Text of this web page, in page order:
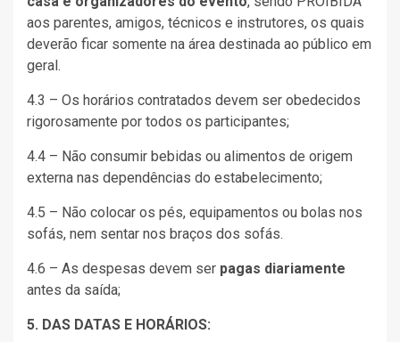
aos parentes, amigos, técnicos e instrutores, os quais
deverão ficar somente na área destinada ao público em
geral.
4.3 – Os horários contratados devem ser obedecidos
rigorosamente por todos os participantes;
4.4 – Não consumir bebidas ou alimentos de origem
externa nas dependências do estabelecimento;
4.5 – Não colocar os pés, equipamentos ou bolas nos
sofás, nem sentar nos braços dos sofás.
4.6 – As despesas devem ser pagas diariamente
antes da saída;
5. DAS DATAS E HORÁRIOS: